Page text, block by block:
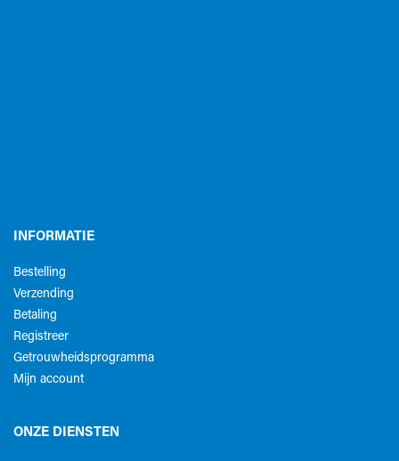
INFORMATIE
Bestelling
Verzending
Betaling
Registreer
Getrouwheidsprogramma
Mijn account
ONZE DIENSTEN